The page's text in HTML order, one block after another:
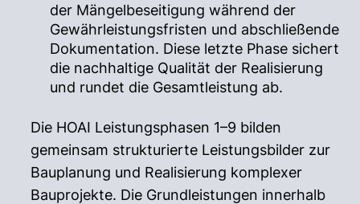
der Mängelbeseitigung während der
Gewährleistungsfristen und abschließende
Dokumentation. Diese letzte Phase sichert
die nachhaltige Qualität der Realisierung
und rundet die Gesamtleistung ab.
Die HOAI Leistungsphasen 1–9 bilden
gemeinsam strukturierte Leistungsbilder zur
Bauplanung und Realisierung komplexer
Bauprojekte. Die Grundleistungen innerhalb